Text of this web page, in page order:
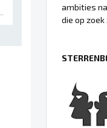
ambities
die op